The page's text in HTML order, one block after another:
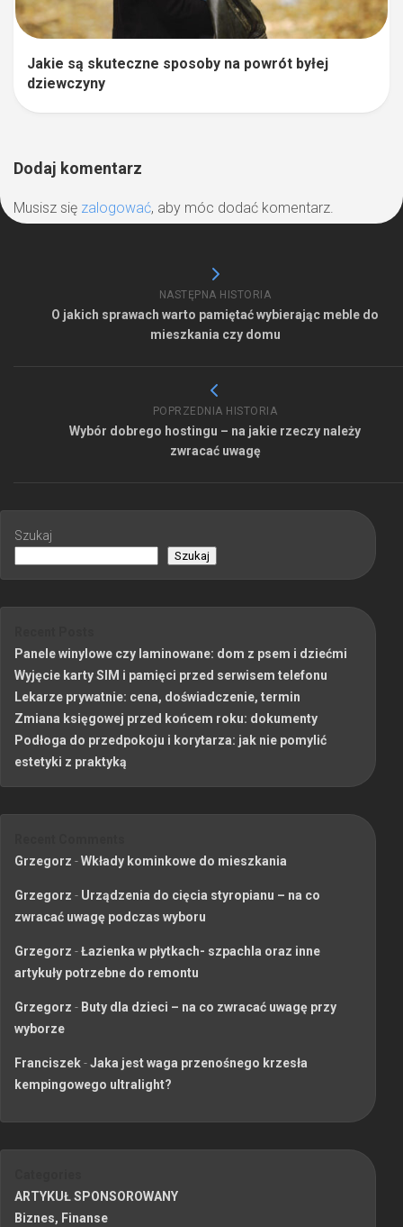
Jakie są skuteczne sposoby na powrót byłej
dziewczyny
Dodaj komentarz
Musisz się zalogować, aby móc dodać komentarz.
NASTĘPNA HISTORIA
O jakich sprawach warto pamiętać wybierając meble do
mieszkania czy domu
POPRZEDNIA HISTORIA
Wybór dobrego hostingu – na jakie rzeczy należy
zwracać uwagę
Szukaj
Szukaj
Panele winylowe czy laminowane: dom z psem i dziećmi
Wyjęcie karty SIM i pamięci przed serwisem telefonu
Lekarze prywatnie: cena, doświadczenie, termin
Zmiana księgowej przed końcem roku: dokumenty
Podłoga do przedpokoju i korytarza: jak nie pomylić
estetyki z praktyką
Grzegorz -Wkłady kominkowe do mieszkania
Grzegorz - Urządzenia do cięcia styropianu – na co
zwracać uwagę podczas wyboru
Grzegorz -Łazienka w płytkach- szpachla oraz inne
artykuły potrzebne do remontu
Grzegorz - Buty dla dzieci – na co zwracać uwagę przy
wyborze
Franciszek-Jaka jest waga przenośnego krzesła
kempingowego ultralight?
ARTYKUŁ SPONSOROWANY
Biznes, Finanse